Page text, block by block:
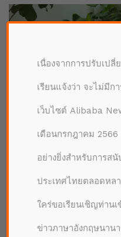
ผู้ขายสินค้าบนเถาเป่ากำลังหันมา
การเจาะไปที่ตลาดผู้สูงอายุ เนื่องจ
จากผู้บริโภคชาวจีนกว่าห
เนื่องจากการปรับเป
เรียนแจ้งว่า จะไม่มีก
เว็บไซต์ Alibaba
เดือนกรกฎาคม
อย่างยิ่งสำหรับการส
ประเทศไทยตลอดหล
ใคร่ขอเรียนเชิญท่าน
ข่าวภาษาอังกฤษนาน